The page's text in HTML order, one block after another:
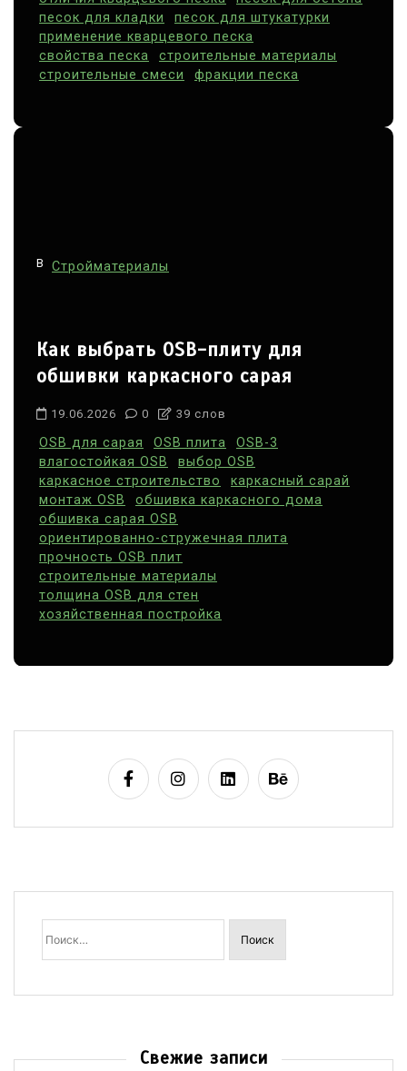
песок для кладки
песок для штукатурки
применение кварцевого песка
свойства песка
строительные материалы
строительные смеси
фракции песка
В Стройматериалы
Как выбрать OSB-плиту для
обшивки каркасного сарая
19.06.2026 0 39 слов
OSB для сарая OSB плита
OSB-3
влагостойкая OSB
выбор OSB
каркасное строительство
каркасный сарай
монтаж OSB
обшивка каркасного дома
обшивка сарая OSB
ориентированно-стружечная плита
прочность OSB плит
строительные материалы
толщина OSB для стен
хозяйственная постройка
Найти:
Свежие записи